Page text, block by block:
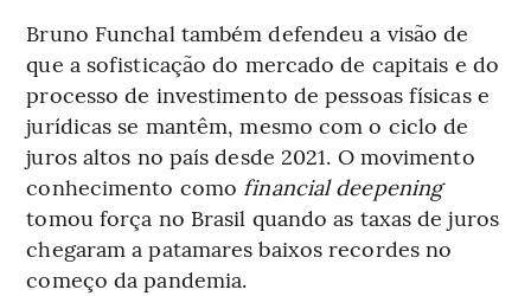
Bruno Funchal também defendeu a visão de
que a sofisticação do mercado de capitais e do
processo de investimento de pessoas físicas e
jurídicas se mantêm, mesmo com o ciclo de
juros altos no país desde 2021. O movimento
conhecimento como financial deepening
tomou força no Brasil quando as taxas de juros
chegaram a patamares baixos recordes no
começo da pandemia.